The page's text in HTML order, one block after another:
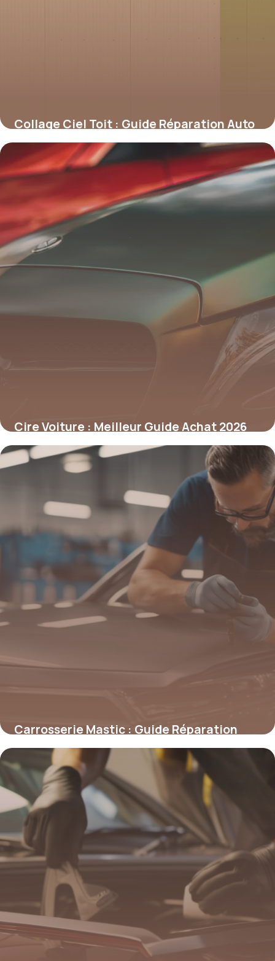
Collage Ciel Toit : Guide Réparation Auto
2026
25 mai 2026
Cire Voiture : Meilleur Guide Achat 2026
23 mai 2026
Carrosserie Mastic : Guide Réparation
2026
4 mai 2026